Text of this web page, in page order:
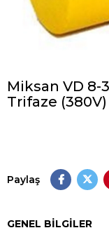
Miksan VD 8-
Trifaze
Paylaş
GENEL BILGILER